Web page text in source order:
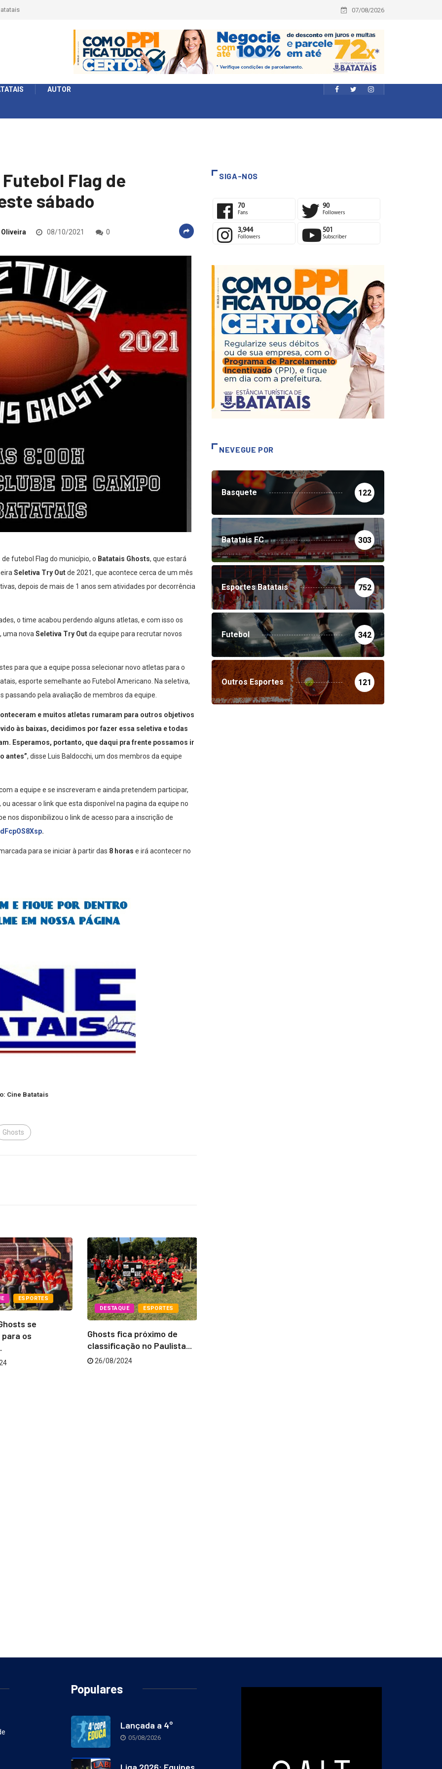
Série
07/08/2026
AUTOR
Flag de
sábado
08/10/2021 0
futebol Flag do município, o Batatais Ghosts, que estará
Seletiva Try Outde 2021, que acontece cerca de um mês
depois de mais de 1 anos sem atividades por decorrência
o time acabou perdendo alguns atletas, e com isso os
uma novaSeletiva Try Outda equipe para recrutar novos
para que a equipe possa selecionar novo atletas para o
esporte semelhante ao Futebol Americano. Na seletiva,
pela avaliação de membros da equipe.
e muitos atletas rumaram para outros objetivos
às baixas, decidimos por fazer essa seletiva e todas
Esperamos, portanto, que daqui pra frente possamos ir
antes”, disse Luis Baldocchi, um dos membros da equipe
a equipe e se inscreveram e ainda pretendem participar,
, ou acessar o link que esta disponível na pagina da equipe no
nos disponibilizou o link de acesso para a inscrição de
.
para se iniciar à partir das 8 horas e irá acontecer no
Cine Batatais
Ghosts
ESPORTES
se
os
DESTAQUE ESPORTES
Ghosts fica próximo de
classificação no Paulista...
26/08/2024
SIGA-NOS
70
Fans
90
Followers
3,944
Followers
501
Subscriber
NEVEGUE POR
Basquete 122
Batatais FC 303
Esportes Batatais 752
Futebol 342
Outros Esportes 121
Populares
Lançada a 4°
05/08/2026
Liga 2026: Equipes